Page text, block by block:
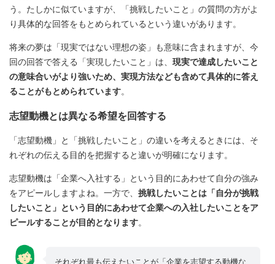
う。たしかに似ていますが、「挑戦したいこと」の質問の方がよ
り具体的な回答をもとめられているという違いがあります。
将来の夢は「現実ではない理想の姿」も意味に含まれますが、今
回の回答で答える「実現したいこと」は、 現実で達成したいこと
の意味合いがより強いため、実現方法なども含めて具体的に答え
ることがもとめられています。
志望動機とは異なる希望を回答する
「志望動機」と「挑戦したいこと」の違いを考えるときには、そ
れぞれの伝える目的を把握すると違いが明確になります。
志望動機は「企業へ入社する」という目的にあわせて自分の強み
をアピールしますよね。一方で、 挑戦したいことは「自分が挑戦
したいこと」という目的にあわせて企業への入社したいことをア
ピールすることが目的となります。
それぞれ最も伝えたいことが「企業を志望する動機な